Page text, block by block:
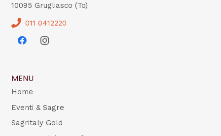
10095 Grugliasco (To)
011 0412220
MENU
Home
Eventi & Sagre
Sagritaly Gold